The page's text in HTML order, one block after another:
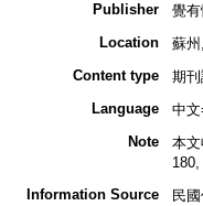
Publisher
覺
Location
蘇
Content type
期
Language
中
Note
本
180,
Information Source
民